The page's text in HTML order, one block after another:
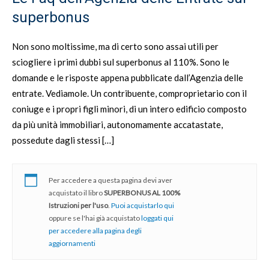
superbonus
Non sono moltissime, ma di certo sono assai utili per
sciogliere i primi dubbi sul superbonus al 110%. Sono le
domande e le risposte appena pubblicate dall’Agenzia delle
entrate. Vediamole. Un contribuente, comproprietario con il
coniuge e i propri figli minori, di un intero edificio composto
da più unità immobiliari, autonomamente accatastate,
possedute dagli stessi […]
Per accedere a questa pagina devi aver
acquistato il libroSUPERBONUS AL 100%
Istruzioni per l'uso. Puoi acquistarlo qui
oppure se l'hai già acquistatologgati qui
per accedere alla pagina degli
aggiornamenti